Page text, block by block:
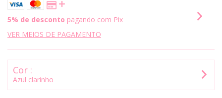
5% de desconto pagando com Pix
VER MEIOS DE PAGAMENTO
Cor :
Azul clarinho